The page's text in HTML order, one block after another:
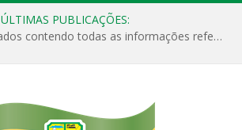
ÚLTIMAS PUBLICAÇÕES:
Relatórios Detalhados contendo todas as informações referentes a execução de recursos destinados ao fomento de projetos culturais no Município de Jacundá entre os anos de 2022 ao presente ano de 2026.